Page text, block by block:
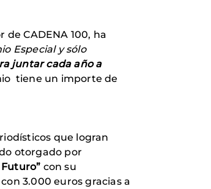
de CADENA 100, ha
Especial y sólo
juntar cada año a
tiene un importe de
que logran
otorgado por
con su
3.000 euros gracias a